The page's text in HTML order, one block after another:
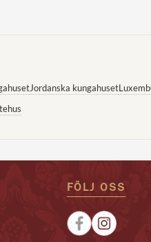
Jordanska kungahuset
FÖLJ OSS